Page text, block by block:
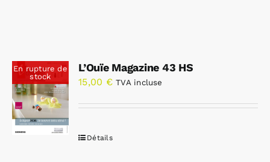
En rupture de
stock
L’Ouïe Magazine 43 HS
15,00 € TVA incluse
Détails